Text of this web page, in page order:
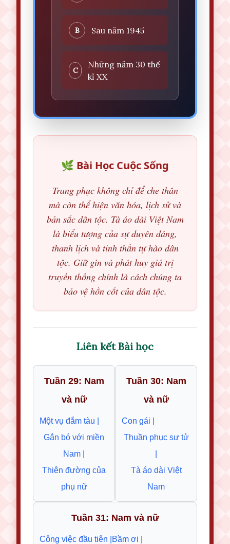
B Sau năm 1945
C
Những năm 30 thế
kỉ XX
🌿 Bài Học Cuộc Sống
Trang phục không chỉ để che thân
mà còn thể hiện văn hóa, lịch sử và
bản sắc dân tộc. Tà áo dài Việt Nam
là biểu tượng của sự duyên dáng,
thanh lịch và tinh thần tự hào dân
tộc. Giữ gìn và phát huy giá trị
truyền thống chính là cách chúng ta
bảo vệ hồn cốt của dân tộc.
Liên kết Bài học
Tuần 29: Nam
và nữ
Một vụ đắm tàu |
Gắn bó với miền
Nam |
Thiên đường của
phụ nữ
Tuần 30: Nam
và nữ
Con gái |
Thuần phục sư tử
Tà áo dài Việt
Nam
Tuần 31: Nam và nữ
Công việc đầu tiên | Bầm ơi |